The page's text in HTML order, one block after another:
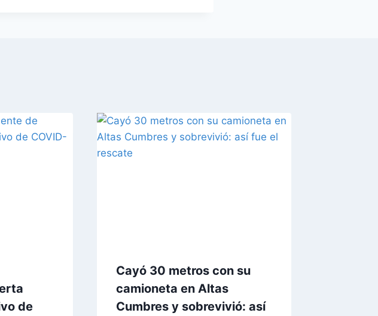
de
Cayó 30 metros con su
camioneta en Altas
Cumbres y sobrevivió: así